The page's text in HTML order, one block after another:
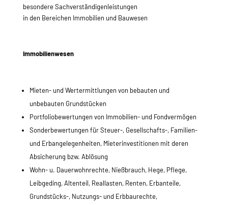
besondere Sachverständigenleistungen
in den Bereichen Immobilien und Bauwesen
Immobilienwesen
Mieten- und Wertermittlungen von bebauten und
unbebauten Grundstücken
Portfoliobewertungen von Immobilien- und Fondvermögen
Sonderbewertungen für Steuer-, Gesellschafts-, Familien-
und Erbangelegenheiten, Mieterinvestitionen mit deren
Absicherung bzw. Ablösung
Wohn- u. Dauerwohnrechte, Nießbrauch, Hege, Pflege,
Leibgeding, Altenteil, Reallasten, Renten, Erbanteile,
Grundstücks-, Nutzungs- und Erbbaurechte,